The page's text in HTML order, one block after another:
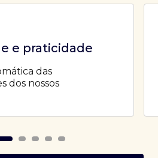
e praticidade
das
dos nossos